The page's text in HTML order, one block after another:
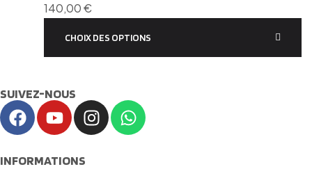
140,00€
CHOIX DES OPTIONS
SUIVEZ-NOUS
INFORMATIONS